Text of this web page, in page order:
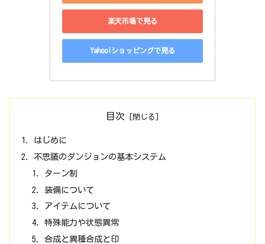
楽天市場で見る
Yahoo!ショッピングで見る
目次
はじめに
不思議のダンジョンの基本システム
ターン制
装備について
アイテムについて
特殊能力や状態異常
合成と異種合成と印